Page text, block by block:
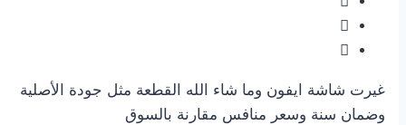
غيرت شاشة ايفون وما شاء الله القطعة مثل جودة الأصلية
وضمان سنة وسعر منافس مقارنة بالسوق